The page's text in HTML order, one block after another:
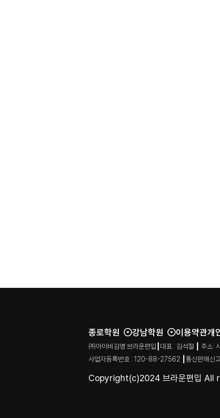
종로학원 강남학원 이용약관개
㈜아이비김영 브라운편입┃대표 : 김석철 ┃ 주
사업자등록번호 : 120-88-27562 ┃통신판매신
Copyright(c)2024 브라운편입